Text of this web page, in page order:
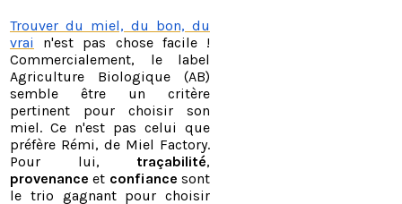
Trouver du miel, du bon, du
vrai
n'est pas chose facile !
Commercialement, le label
Agriculture Biologique (AB)
semble être un critère
pertinent pour choisir son
miel. Ce n'est pas celui que
préfère Rémi, de Miel Factory.
Pour lui,
traçabilité,
provenance et confiance sont
le trio gagnant pour choisir